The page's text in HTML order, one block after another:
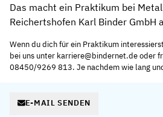
Das macht ein Praktikum bei
Reichertshofen Karl Binder GmbH
Wenn du dich für ein Praktikum
bei uns unter karriere@bindernet.de oder
08450/9269 813. Je nachdem wie lang
E-MAIL SENDEN